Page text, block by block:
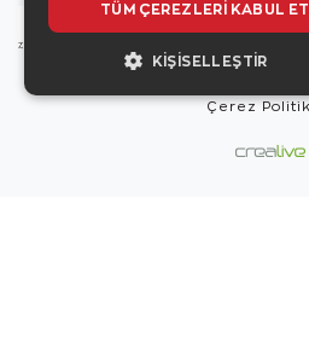
Copyright © 2026, Zen
Zen Diamond Birleşmiş
Turquality Destek
Çerez
TÜM ÇEREZLERI KABUL ET
KIŞISELLEŞTIR